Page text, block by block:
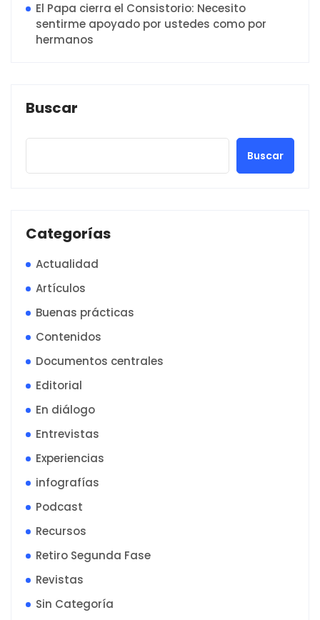
El Papa cierra el Consistorio: Necesito
sentirme apoyado por ustedes como por
hermanos
Buscar
Buscar
Categorías
Actualidad
Artículos
Buenas prácticas
Contenidos
Documentos centrales
Editorial
En diálogo
Entrevistas
Experiencias
infografías
Podcast
Recursos
Retiro Segunda Fase
Revistas
Sin Categoría